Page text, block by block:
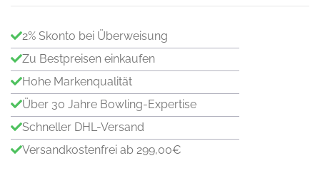
2% Skonto bei Überweisung
Zu Bestpreisen einkaufen
Hohe Markenqualität
Über 30 Jahre Bowling-Expertise
Schneller DHL-Versand
Versandkostenfrei ab 299,00€